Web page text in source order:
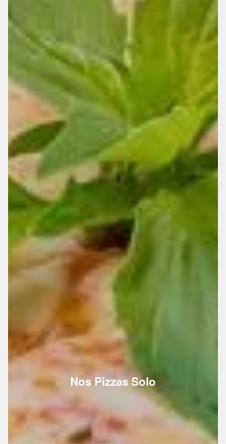
Nos Pizzas Solo